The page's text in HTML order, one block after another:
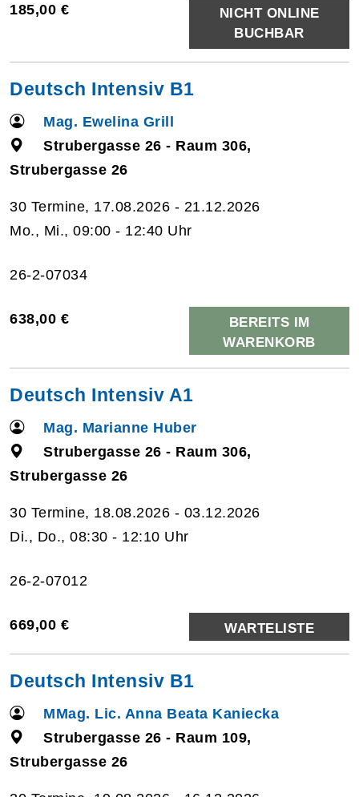
185,00 €
NICHT ONLINE
BUCHBAR
Deutsch Intensiv B1
Mag. Ewelina Grill
Strubergasse 26 - Raum 306,
Strubergasse 26
30 Termine, 17.08.2026 - 21.12.2026
Mo., Mi., 09:00 - 12:40 Uhr
26-2-07034
638,00 €
BEREITS IM
WARENKORB
Deutsch Intensiv A1
Mag. Marianne Huber
Strubergasse 26 - Raum 306,
Strubergasse 26
30 Termine, 18.08.2026 - 03.12.2026
Di., Do., 08:30 - 12:10 Uhr
26-2-07012
669,00 € WARTELISTE
Deutsch Intensiv B1
MMag. Lic. Anna Beata Kaniecka
Strubergasse 26 - Raum 109,
Strubergasse 26